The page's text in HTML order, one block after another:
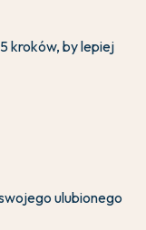
kroków, by lepiej
ulubionego